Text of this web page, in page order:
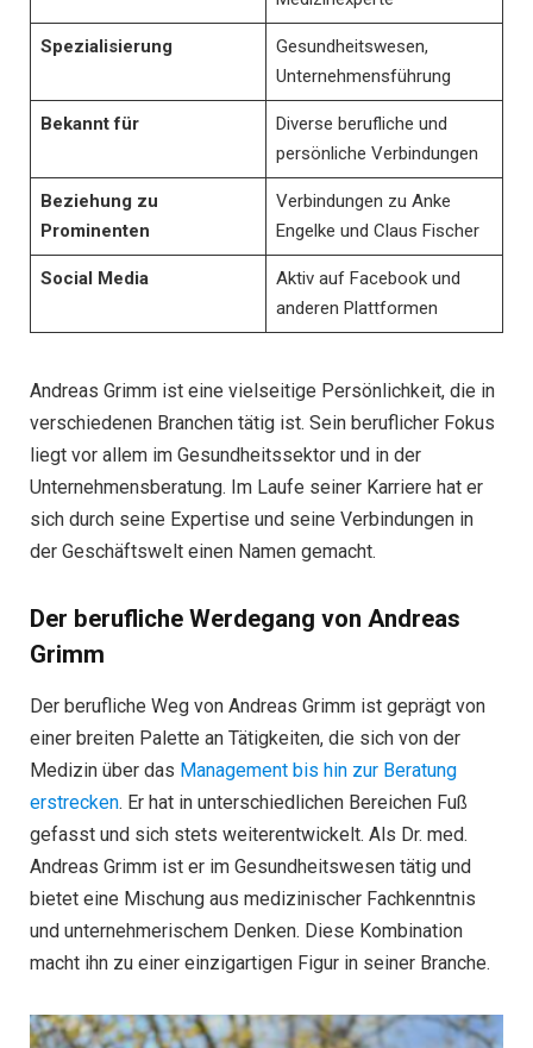
Spezialisierung
Gesundheitswesen,
Unternehmensführung
Bekannt für
Diverse berufliche und
persönliche Verbindungen
Beziehung zu
Prominenten
Verbindungen zu Anke
Engelke und Claus Fischer
Social Media
Aktiv auf Facebook und
anderen Plattformen
Andreas Grimm ist eine vielseitige Persönlichkeit, die in
verschiedenen Branchen tätig ist. Sein beruflicher Fokus
liegt vor allem im Gesundheitssektor und in der
Unternehmensberatung. Im Laufe seiner Karriere hat er
sich durch seine Expertise und seine Verbindungen in
der Geschäftswelt einen Namen gemacht.
Der berufliche Werdegang von Andreas
Grimm
Der berufliche Weg von Andreas Grimm ist geprägt von
einer breiten Palette an Tätigkeiten, die sich von der
Medizin über das Management bis hin zur Beratung
erstrecken. Er hat in unterschiedlichen Bereichen Fuß
gefasst und sich stets weiterentwickelt. Als Dr. med.
Andreas Grimm ist er im Gesundheitswesen tätig und
bietet eine Mischung aus medizinischer Fachkenntnis
und unternehmerischem Denken. Diese Kombination
macht ihn zu einer einzigartigen Figur in seiner Branche.